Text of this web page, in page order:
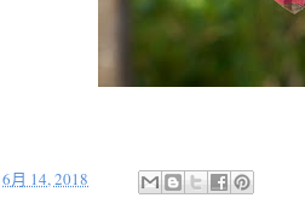
6月 14, 2018